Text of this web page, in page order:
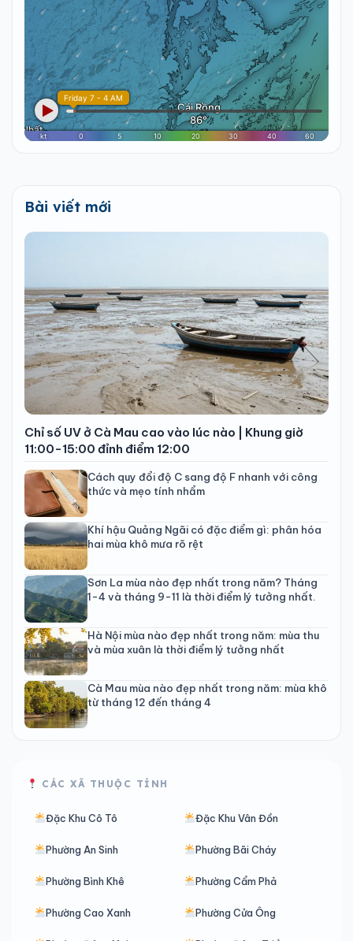
Bài viết mới
Chỉ số UV ở Cà Mau cao vào lúc nào | Khung giờ
11:00-15:00 đỉnh điểm 12:00
Cách quy đổi độ C sang độ F nhanh với công
thức và mẹo tính nhẩm
Khí hậu Quảng Ngãi có đặc điểm gì: phân hóa
hai mùa khô mưa rõ rệt
Sơn La mùa nào đẹp nhất trong năm? Tháng
1-4 và tháng 9-11 là thời điểm lý tưởng nhất.
Hà Nội mùa nào đẹp nhất trong năm: mùa thu
và mùa xuân là thời điểm lý tưởng nhất
Cà Mau mùa nào đẹp nhất trong năm: mùa khô
từ tháng 12 đến tháng 4
CÁC XÃ THUỘC TỈNH
Đặc Khu Cô Tô Đặc Khu Vân Đồn
Phường An Sinh Phường Bãi Cháy
Phường Bình Khê Phường Cẩm Phả
Phường Cao Xanh Phường Cửa Ông